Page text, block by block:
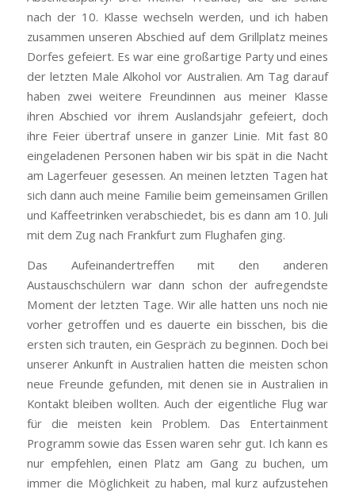
nach der 10. Klasse wechseln werden, und ich haben
zusammen unseren Abschied auf dem Grillplatz meines
Dorfes gefeiert. Es war eine großartige Party und eines
der letzten Male Alkohol vor Australien. Am Tag darauf
haben zwei weitere Freundinnen aus meiner Klasse
ihren Abschied vor ihrem Auslandsjahr gefeiert, doch
ihre Feier übertraf unsere in ganzer Linie. Mit fast 80
eingeladenen Personen haben wir bis spät in die Nacht
am Lagerfeuer gesessen. An meinen letzten Tagen hat
sich dann auch meine Familie beim gemeinsamen Grillen
und Kaffeetrinken verabschiedet, bis es dann am 10. Juli
mit dem Zug nach Frankfurt zum Flughafen ging.
Das Aufeinandertreffen mit den anderen
Austauschschülern war dann schon der aufregendste
Moment der letzten Tage. Wir alle hatten uns noch nie
vorher getroffen und es dauerte ein bisschen, bis die
ersten sich trauten, ein Gespräch zu beginnen. Doch bei
unserer Ankunft in Australien hatten die meisten schon
neue Freunde gefunden, mit denen sie in Australien in
Kontakt bleiben wollten. Auch der eigentliche Flug war
für die meisten kein Problem. Das Entertainment
Programm sowie das Essen waren sehr gut. Ich kann es
nur empfehlen, einen Platz am Gang zu buchen, um
immer die Möglichkeit zu haben, mal kurz aufzustehen